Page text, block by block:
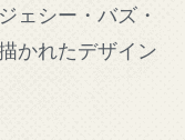
ェシー・バズ・
かれたデザイン